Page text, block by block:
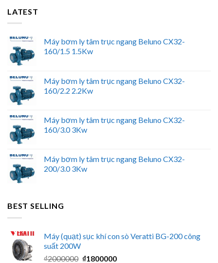
LATEST
Máy bơm ly tâm trục ngang Beluno CX32-
160/1.5 1.5Kw
Máy bơm ly tâm trục ngang Beluno CX32-
160/2.2 2.2Kw
Máy bơm ly tâm trục ngang Beluno CX32-
160/3.0 3Kw
Máy bơm ly tâm trục ngang Beluno CX32-
200/3.0 3Kw
BEST SELLING
Máy (quạt) sục khí con sò Veratti BG-200 công
suất 200W
₫2000000 Giá
₫1800000Giá